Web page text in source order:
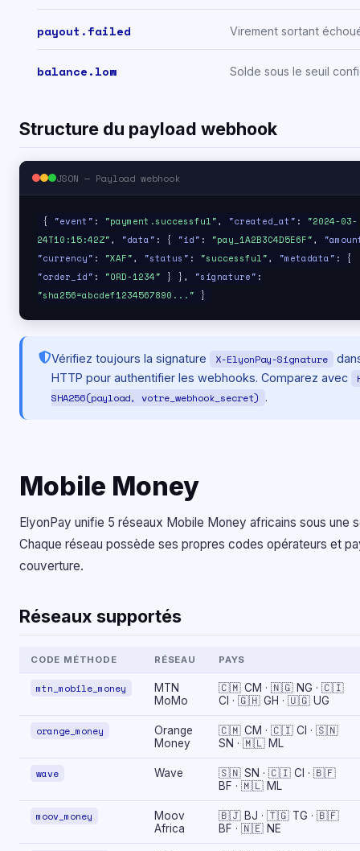
payout.failed Virement sortant
balance.low Solde sous le seuil
Structure du payload webhook
JSON — Payload webhook
{ "event" : "payment.successful", "created_at" :
"2024-03-
24T10:15:42Z", "data" : { "id" : "pay_1A2B3C4D5E6F",
"currency" : "XAF", "status" : "successful", "metadata" : {
"order_id" : "ORD-1234" } }, "signature" :
"sha256=abcdef1234567890..." }
Vérifiez toujours la signature X-ElyonPay-Signature
HTTP pour authentifier les webhooks. Comparez avec
SHA256(payload, votre_webhook_secret) .
Mobile Money
ElyonPay unifie 5 réseaux Mobile Money africains sous une
Chaque réseau possède ses propres codes opérateurs et
couverture.
Réseaux supportés
CODE MÉTHODE RÉSEAU PAYS
mtn_mobile_money
MTN
MoMo
🇨🇲 CM · 🇳🇬 NG · 🇨🇮
CI · 🇬🇭 GH · 🇺🇬 UG
orange_money
Orange
Money
🇨🇲 CM · 🇨🇮 CI · 🇸🇳
SN · 🇲🇱 ML
wave Wave
🇸🇳 SN · 🇨🇮 CI · 🇧🇫
BF · 🇲🇱 ML
moov_money
Moov
Africa
🇧🇯 BJ · 🇹🇬 TG · 🇧🇫
BF · 🇳🇪 NE